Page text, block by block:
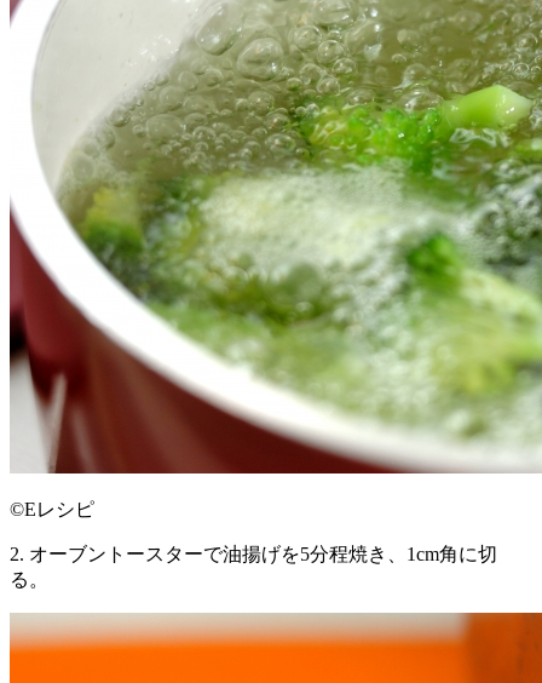
©Eレシピ
2. オーブントースターで油揚げを5分程焼き、1cm角に切
る。